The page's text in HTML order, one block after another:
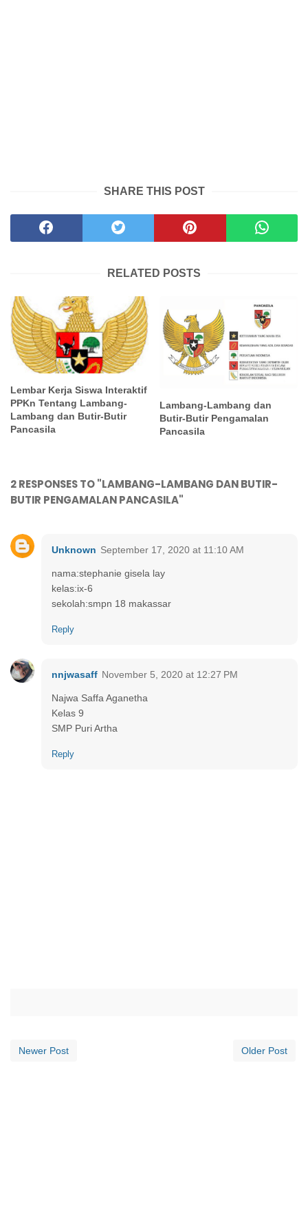
SHARE THIS POST
RELATED POSTS
Lembar Kerja Siswa Interaktif
PPKn Tentang Lambang-
Lambang dan Butir-Butir
Pancasila
Lambang-Lambang dan
Butir-Butir Pengamalan
Pancasila
2 RESPONSES TO "LAMBANG-LAMBANG DAN BUTIR-
BUTIR PENGAMALAN PANCASILA"
Unknown September 17, 2020 at 11:10 AM
nama:stephanie gisela lay
kelas:ix-6
sekolah:smpn 18 makassar
Reply
nnjwasaff November 5, 2020 at 12:27 PM
Najwa Saffa Aganetha
Kelas 9
SMP Puri Artha
Reply
Newer Post Older Post